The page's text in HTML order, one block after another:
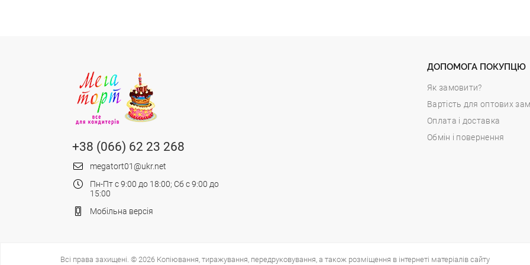
+38 (066) 62 23 268
megatort01@ukr.net
Пн-Пт с 9:00 до 18:00; Сб с 9:00 до
15:00
Мобільна версія
ДОПОМОГА ПОКУПЦЮ
Як замовити?
Вартість для оптових
Оплата і доставка
Обмін і повернення
Всі права захищені. © 2026 Копіювання, тиражування, передруковування, а також розміщення в інтернеті матеріалів сайту